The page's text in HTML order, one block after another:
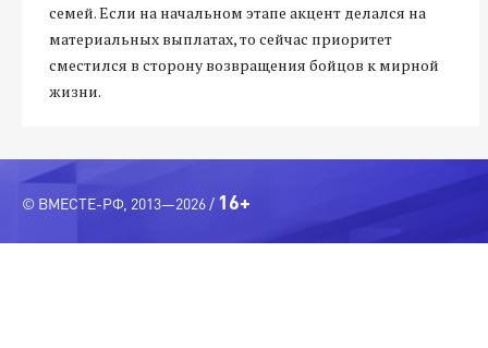
семей. Если на начальном этапе акцент делался на
материальных выплатах, то сейчас приоритет
сместился в сторону возвращения бойцов к мирной
жизни.
© ВМЕСТЕ-РФ, 2013—2026 / 16+